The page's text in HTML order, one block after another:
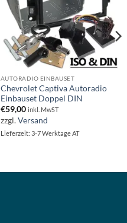
AUTORADIO EINBAUSET
Chevrolet Captiva Autoradio
Einbauset Doppel DIN
€59,00 inkl. MwST
zzgl.Versand
Lieferzeit: 3-7 Werktage AT